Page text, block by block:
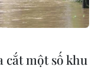
cắt một số khu